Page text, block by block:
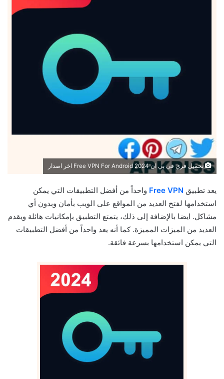
تحميل فري في بي ان 2024 Free VPN For Android اخر اصدار
يعد تطبيق Free VPN واحداً من أفضل التطبيقات التي يمكن
استخدامها لفتح العديد من المواقع على الويب بأمان وبدون أي
مشاكل. ايضا بالإضافة إلى ذلك، يتمتع التطبيق بإمكانيات هائلة ويقدم
العديد من الميزات المميزة. كما أنه يعد واحداً من أفضل التطبيقات
التي يمكن استخدامها بسرعة فائقة.